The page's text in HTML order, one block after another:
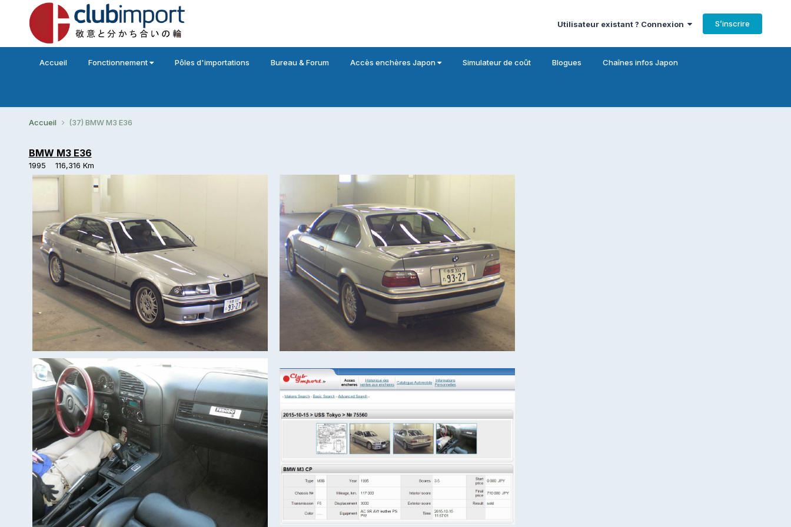
Utilisateur existant ? Connexion S’inscrire
Accueil Fonctionnement Pôles d'importations Bureau & Forum Accès enchères Japon Simulateur de coût Blogues Chaînes infos Japon
Accueil (37) BMW M3 E36
BMW M3 E36
1995 116,316 Km